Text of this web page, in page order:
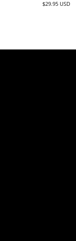
$29.95 USD